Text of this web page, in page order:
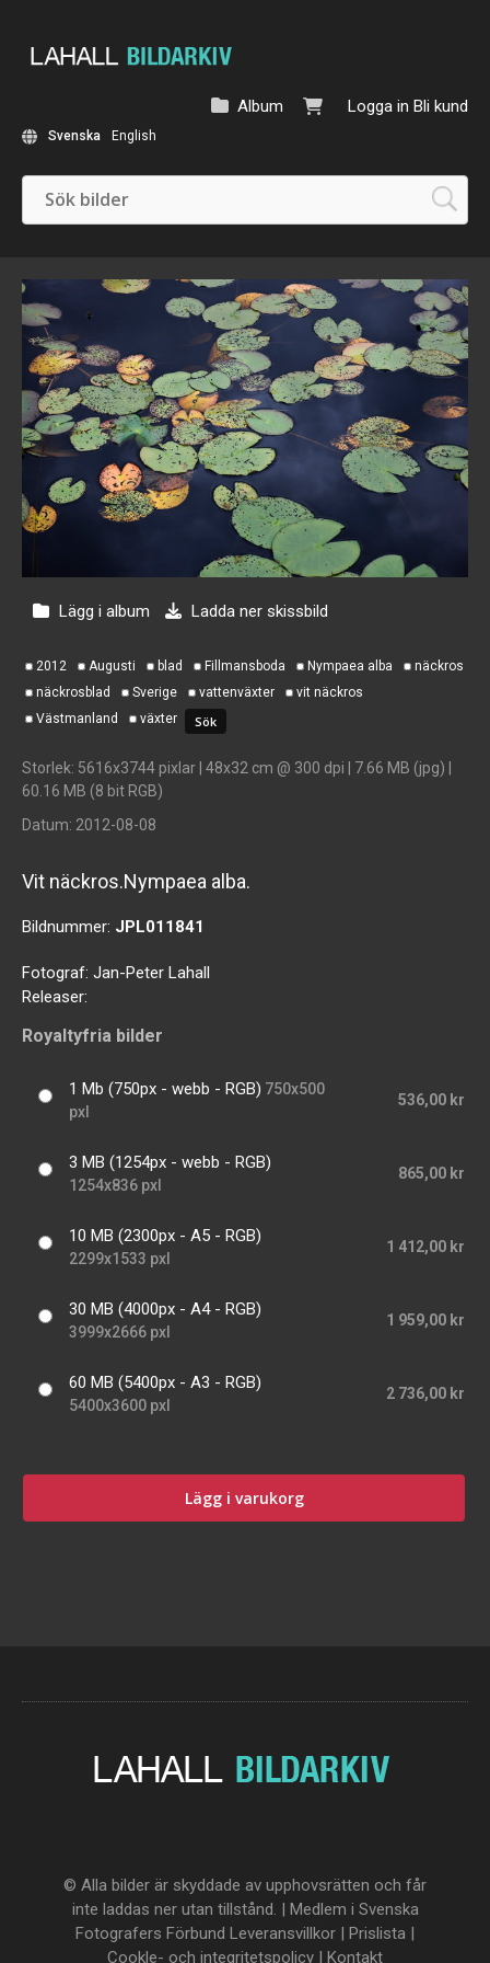
Logga in Bli kund
Album
Svenska English
Lägg i album Ladda ner skissbild
2012 Augusti blad Fillmansboda Nympaea alba
näckros
näckrosblad
Sverige vattenväxter
vit näckros
Västmanland
växter
Storlek: 5616x3744 pixlar | 48x32 cm @ 300 dpi | 7.66 MB (jpg) |
60.16 MB (8 bit RGB)
Datum: 2012-08-08
Vit näckros.Nympaea alba.
Bildnummer: JPL011841
Fotograf: Jan-Peter Lahall
Releaser:
Royaltyfria bilder
1 Mb (750px - webb - RGB) 750x500
pxl
536,00 kr
3 MB (1254px - webb - RGB)
1254x836 pxl
865,00 kr
10 MB (2300px - A5 - RGB)
2299x1533 pxl
1 412,00 kr
30 MB (4000px - A4 - RGB)
3999x2666 pxl
1 959,00 kr
60 MB (5400px - A3 - RGB)
5400x3600 pxl
2 736,00 kr
Lägg i varukorg
© Alla bilder är skyddade av upphovsrätten och får
inte laddas ner utan tillstånd. | Medlem i Svenska
Fotografers Förbund Leveransvillkor | Prislista |
Cookle- och integritetspolicy | Kontakt